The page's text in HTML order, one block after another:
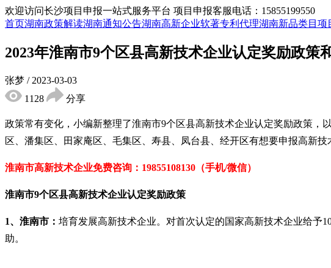
欢迎访问长沙项目申报一站式服务平台 项目申报客服电话：15855199550
首页湖南政策解读湖南通知公告湖南高新企业软著专利代理湖南新品类目 项
2023年淮南市9个区县高新技术企业认定奖励政策
张梦 / 2023-03-03
1128
分享
政策常有变化，小编新整理了淮南市9个区县高新技术企业认定奖励政策，
区、潘集区、田家庵区、毛集区、寿县、凤台县、经开区有想要申报高新技
淮南市高新技术企业免费咨询： 19855108130（手机/微信）
淮南市9个区县高新技术企业认定奖励政策
1、 淮南市： 培育发展高新技术企业。对首次认定的国家高新技术企业给予
助。